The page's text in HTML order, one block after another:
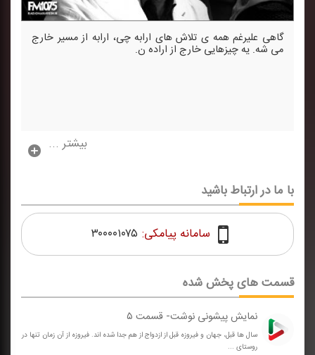
گاهی علیرغم همه ی تلاش های ارابه چی، ارابه از مسیر خارج
می شه. یه چیزهایی خارج از اراده ن.
بیشتر ...
قسمت های پخش شده
نمایش پیشونی نوشت- قسمت ۵
سال ها قبل، جهان و فیروزه قبل از ازدواج از هم جدا شده اند. فیروزه از آن زمان تنها در
روستای ...
با ما در ارتباط باشید
سامانه پیامکی: ۳۰۰۰۰۱۰۷۵